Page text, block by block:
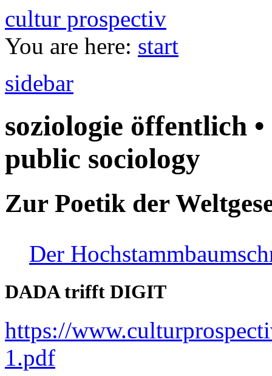
cultur prospectiv
You are here: start
sidebar
soziologie öffentlich
public sociology
Zur Poetik der
Der
DADA trifft DIGIT
https://
1.pdf